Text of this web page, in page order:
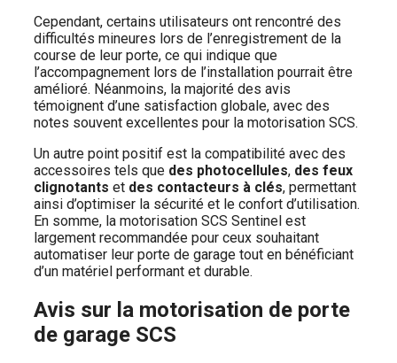
Cependant, certains utilisateurs ont rencontré des
difficultés mineures lors de l’enregistrement de la
course de leur porte, ce qui indique que
l’accompagnement lors de l’installation pourrait être
amélioré. Néanmoins, la majorité des avis
témoignent d’une satisfaction globale, avec des
notes souvent excellentes pour la motorisation SCS.
Un autre point positif est la compatibilité avec des
accessoires tels que des photocellules, des feux
clignotants et des contacteurs à clés, permettant
ainsi d’optimiser la sécurité et le confort d’utilisation.
En somme, la motorisation SCS Sentinel est
largement recommandée pour ceux souhaitant
automatiser leur porte de garage tout en bénéficiant
d’un matériel performant et durable.
Avis sur la motorisation de porte
de garage SCS